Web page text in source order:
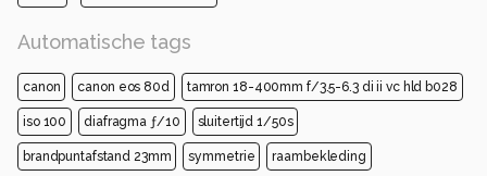
Automatische tags
canon canon eos 80d tamron 18-400mm f/3.5-6.3 di ii vc hld b028
iso 100 diafragma ƒ/10 sluitertijd 1/50s
brandpuntafstand 23mm symmetrie raambekleding